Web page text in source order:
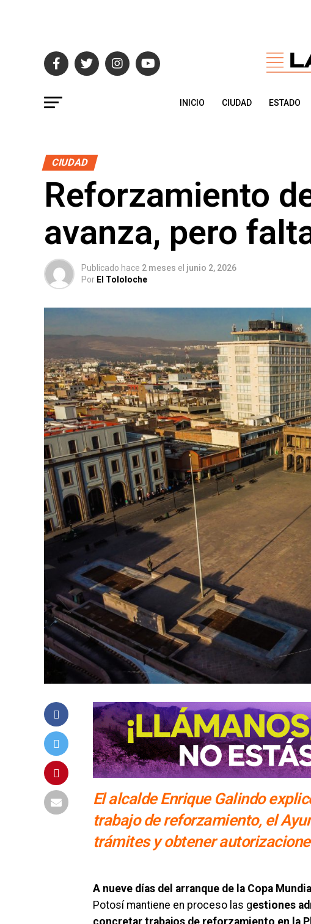
INICIO CIUDAD ESTADO
CIUDAD
Reforzamiento
avanza, pero
Publicado hace 2 meses el junio 2, 2026
Por El Tololoche
El alcalde Enrique Galindo
trabajo de reforzamiento, el
trámites y obtener
A nueve días del arranque de la Copa
Potosí mantiene en proceso las gestiones
concretar trabajos de reforzamiento en la